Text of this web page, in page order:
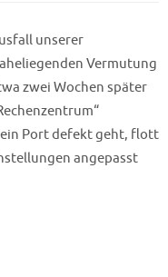
unserer
Vermutung
zwei Wochen später
Port defekt geht, flott
angepasst